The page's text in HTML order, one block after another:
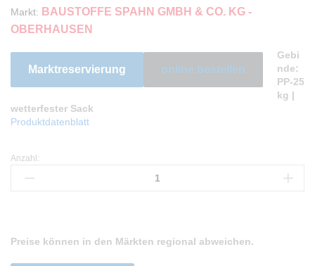
Markt: BAUSTOFFE SPAHN GMBH & CO. KG -
OBERHAUSEN
Marktreservierung online bestellen
Gebi
nde:
PP-25
kg |
wetterfester Sack
Produktdatenblatt
PolymerFugenSand
Anzahl
Anzahl:
Preise können in den Märkten regional abweichen.